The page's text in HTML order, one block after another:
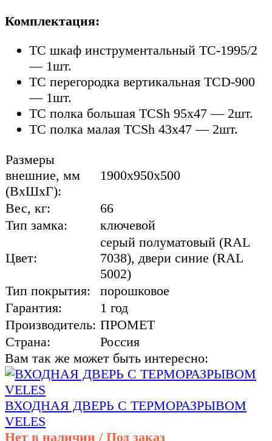
Комплектация:
TC шкаф инструментальный TC-1995/2
— 1шт.
TC перегородка вертикальная TCD-900
— 1шт.
TC полка большая TCSh 95х47 — 2шт.
TC полка малая TCSh 43х47 — 2шт.
Размеры
внешние, мм
(ВхШхГ):
1900x950x500
Вес, кг:
66
Тип замка:
ключевой
Цвет:
cерый полуматовый (RAL
7038), двери синие (RAL
5002)
Тип покрытия:
порошковое
Гарантия:
1 год
Производитель: ПРОМЕТ
Страна:
Россия
Вам так же может быть интересно:
ВХОДНАЯ ДВЕРЬ С ТЕРМОРАЗРЫВОМ
VELES
Нет в наличии / Под заказ